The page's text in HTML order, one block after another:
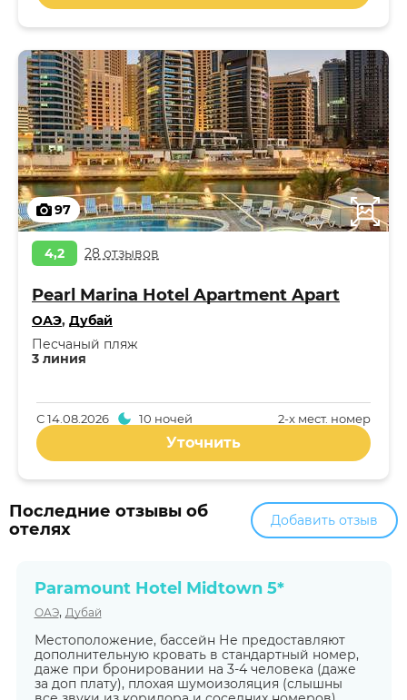
97
4,2 28 отзывов
Pearl Marina Hotel Apartment Apart
ОАЭ, Дубай
3 линия
Песчаный пляж
2-x мест. номер
С14.08.2026 10 ночей
Уточнить
Последние отзывы об
отелях
Добавить отзыв
Paramount Hotel Midtown 5*
ОАЭ, Дубай
Местоположение, бассейн Не предоставляют
дополнительную кровать в стандартный номер,
даже при бронировании на 3-4 человека (даже
за доп плату), плохая шумоизоляция (слышны